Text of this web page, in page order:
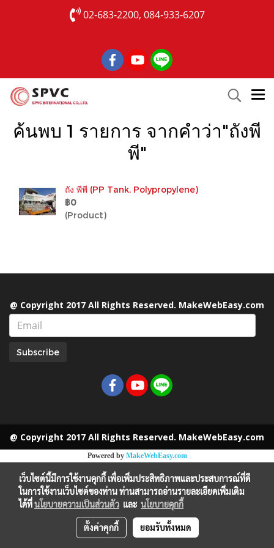
02-683-2200, 084-933-6207
ค้นพบ 1 รายการ จากคำว่า"ถังพี
พี"
ถัง พีพี (PP Tank, Polypropylene)
฿0
(Product)
@ Copyright 2017 All Rights Reserved. MakeWebEasy.com
Subscribe
@ Copyright 2017 All Rights Reserved. MakeWebEasy.com
Powered by MakeWebEasy.com
เว็บไซต์นี้มีการใช้งานคุกกี้ เพื่อเพิ่มประสิทธิภาพและประสบการณ์ที่ดี
ในการใช้งานเว็บไซต์ของท่าน ท่านสามารถอ่านรายละเอียดเพิ่มเติม
ได้ที่นโยบายความเป็นส่วนตัว และ นโยบายคุกกี้
ตั้งค่าคุกกี้ ยอมรับทั้งหมด